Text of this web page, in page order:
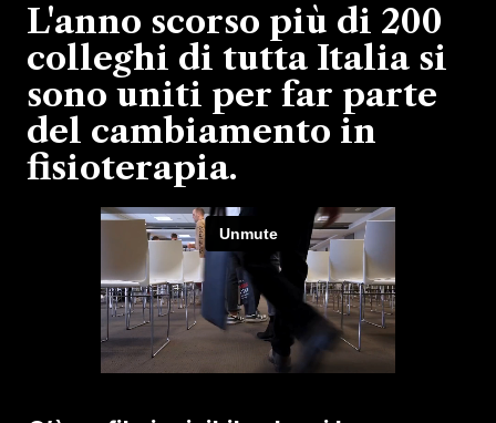
L'anno scorso più di 200
colleghi di tutta Italia si
sono uniti per far parte
del cambiamento in
fisioterapia.